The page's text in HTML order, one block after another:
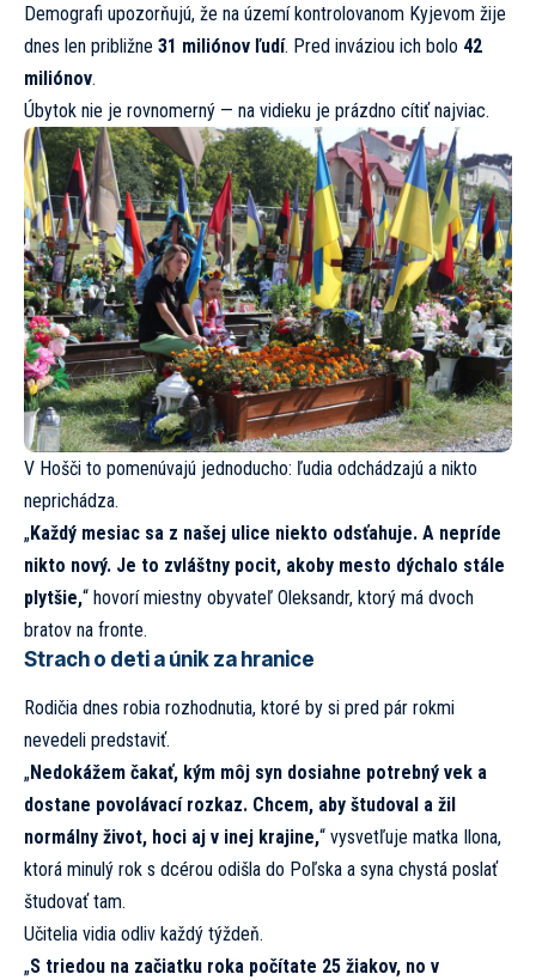
Demografi upozorňujú, že na území kontrolovanom Kyjevom žije
dnes len približne 31 miliónov ľudí. Pred inváziou ich bolo 42
miliónov.
Úbytok nie je rovnomerný — na vidieku je prázdno cítiť najviac.
V Hošči to pomenúvajú jednoducho: ľudia odchádzajú a nikto
neprichádza.
„Každý mesiac sa z našej ulice niekto odsťahuje. A nepríde
nikto nový. Je to zvláštny pocit, akoby mesto dýchalo stále
plytšie,“ hovorí miestny obyvateľ Oleksandr, ktorý má dvoch
bratov na fronte.
Strach o deti a únik za hranice
Rodičia dnes robia rozhodnutia, ktoré by si pred pár rokmi
nevedeli predstaviť.
„Nedokážem čakať, kým môj syn dosiahne potrebný vek a
dostane povolávací rozkaz. Chcem, aby študoval a žil
normálny život, hoci aj v inej krajine,“ vysvetľuje matka Ilona,
ktorá minulý rok s dcérou odišla do Poľska a syna chystá poslať
študovať tam.
Učitelia vidia odliv každý týždeň.
„S triedou na začiatku roka počítate 25 žiakov, no v